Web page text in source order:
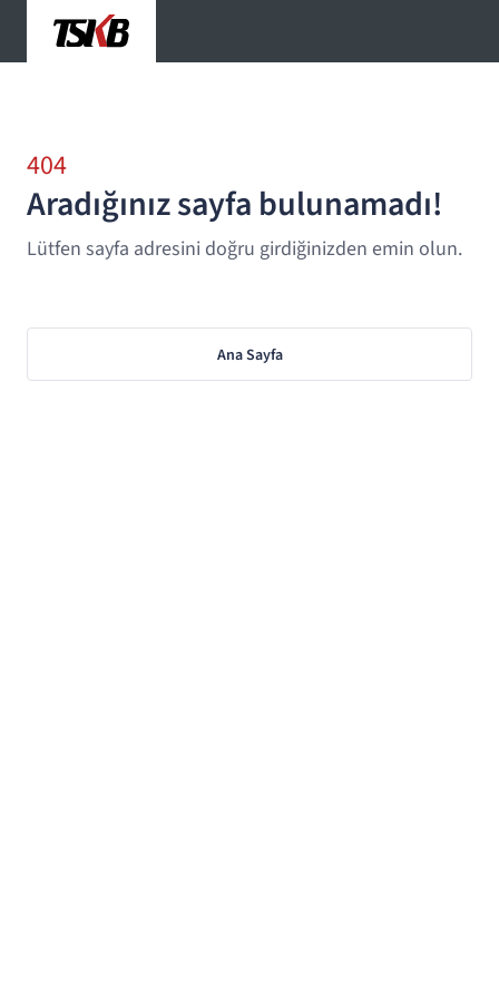
404
Aradığınız sayfa bulunamadı!
Lütfen sayfa adresini doğru girdiğinizden emin olun.
Ana Sayfa